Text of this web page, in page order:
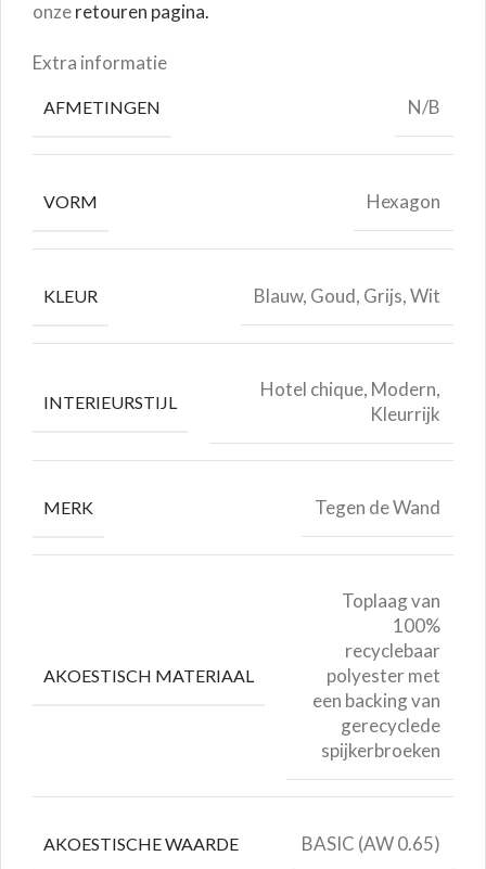
onzeretouren pagina.
Extra informatie
AFMETINGEN N/B
VORM Hexagon
KLEUR Blauw, Goud, Grijs, Wit
INTERIEURSTIJL
Hotel chique, Modern,
Kleurrijk
MERK Tegen de Wand
AKOESTISCH MATERIAAL
Toplaag van
100%
recyclebaar
polyester met
een backing van
gerecyclede
spijkerbroeken
AKOESTISCHE WAARDE BASIC (AW 0.65)